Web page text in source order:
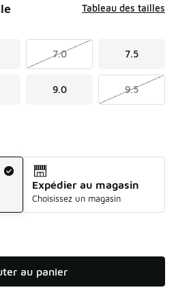
Tableau des tailles
7.0 7.5
9.0 9.5
Expédier au magasin
Choisissez un magasin
au panier